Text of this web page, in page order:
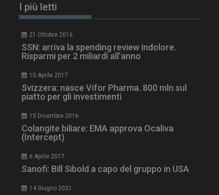
I più letti
21 Ottobre 2016
SSN: arriva la spending review indolore.
Risparmi per 2 miliardi all’anno
10 Aprile 2017
Svizzera: nasce Vifor Pharma. 800 mln sul
piatto per gli investimenti
15 Dicembre 2016
Colangite biliare: EMA approva Ocaliva
(Intercept)
6 Aprile 2017
Sanofi: Bill Sibold a capo del gruppo in USA
14 Giugno 2021
tracking-sites-
ironfish-tracking-
www.dailyhealthindustry.it
settimane